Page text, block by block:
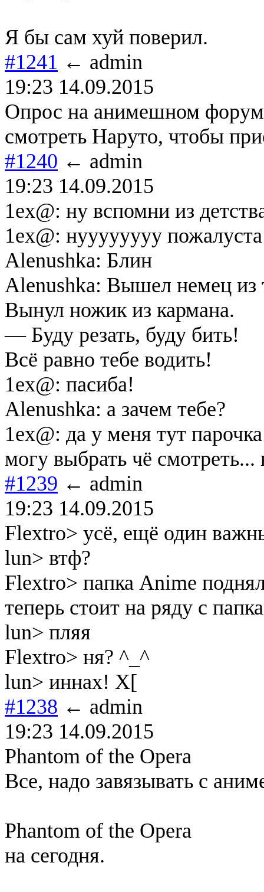
Я бы сам хуй поверил.
#1241 ← admin
19:23 14.09.2015
Опрос на анимешном
смотреть Наруто, чтобы
#1240 ← admin
19:23 14.09.2015
1ex@: ну вспомни из
1ex@: нуууууууу
Alenushka: Блин
Alenushka: Вышел немец из
Вынул ножик из кармана.
— Буду резать, буду бить!
Всё равно тебе водить!
1ex@: пасиба!
Alenushka: а зачем тебе?
1ex@: да у меня тут
могу выбрать чё
#1239 ← admin
19:23 14.09.2015
Flextro> усё, ещё один
lun> втф?
Flextro> папка Anime
теперь стоит на ряду с
lun> пляя
Flextro> ня? ^_^
lun> иннах! Х[
#1238 ← admin
19:23 14.09.2015
Phantom of the Opera
Все, надо завязывать с
Phantom of the Opera
на сегодня.